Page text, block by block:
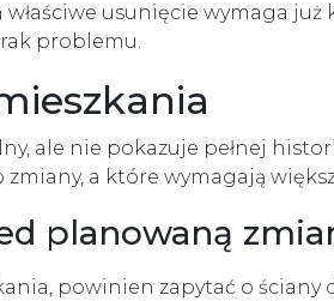
usunięcie wymaga
problemu.
ale nie pokazuje pełnej
a które wymagają
planowaną
powinien zapytać o ściany